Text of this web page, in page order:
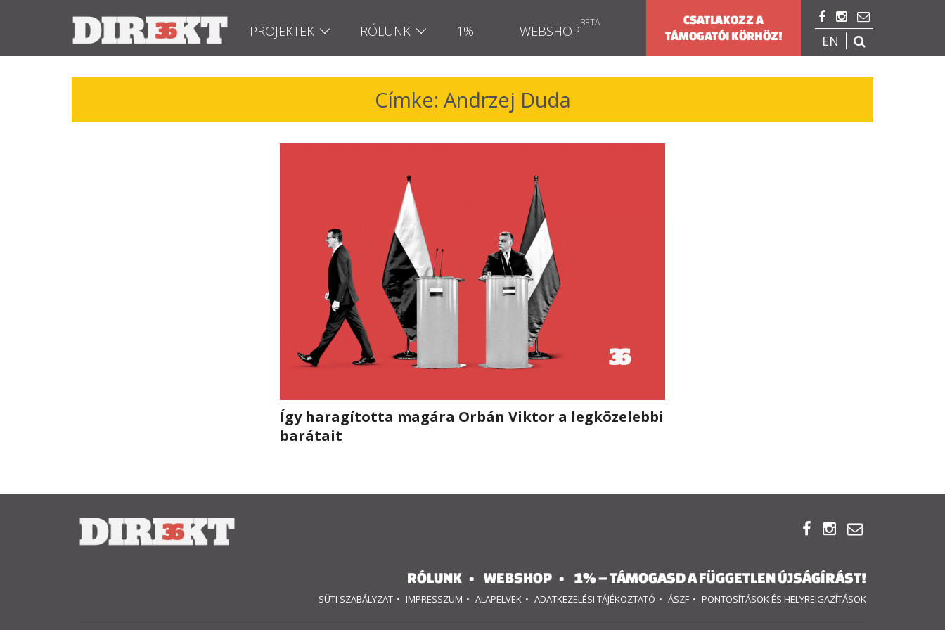
PROJEKTEK RÓLUNK 1% WEBSHOP
  
EN 
CSATLAKOZZ A
TÁMOGATÓI KÖRHÖZ!
Címke: Andrzej Duda
Így haragította magára Orbán Viktor a legközelebbi
barátait
  
RÓLUNK WEBSHOP 1% – TÁMOGASD A FÜGGETLEN ÚJSÁGÍRÁST!
SÜTI SZABÁLYZAT IMPRESSZUM ALAPELVEK ADATKEZELÉSI TÁJÉKOZTATÓ ÁSZF PONTOSÍTÁSOK ÉS HELYREIGAZÍTÁSOK